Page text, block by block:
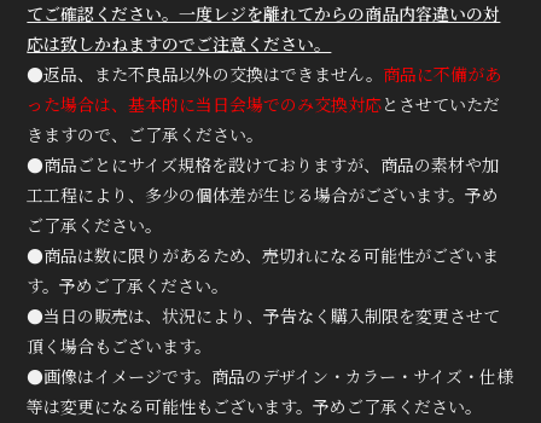
てご確認ください。一度レジを離れてからの商品内容違いの対
応は致しかねますのでご注意ください。
●返品、また不良品以外の交換はできません。 商品に不備があ
った場合は、基本的に当日会場でのみ交換対応とさせていただ
きますので、ご了承ください。
●商品ごとにサイズ規格を設けておりますが、商品の素材や加
工工程により、多少の個体差が生じる場合がございます。予め
ご了承ください。
●商品は数に限りがあるため、売切れになる可能性がございま
す。予めご了承ください。
●当日の販売は、状況により、予告なく購入制限を変更させて
頂く場合もございます。
●画像はイメージです。商品のデザイン・カラー・サイズ・仕様
等は変更になる可能性もございます。予めご了承ください。